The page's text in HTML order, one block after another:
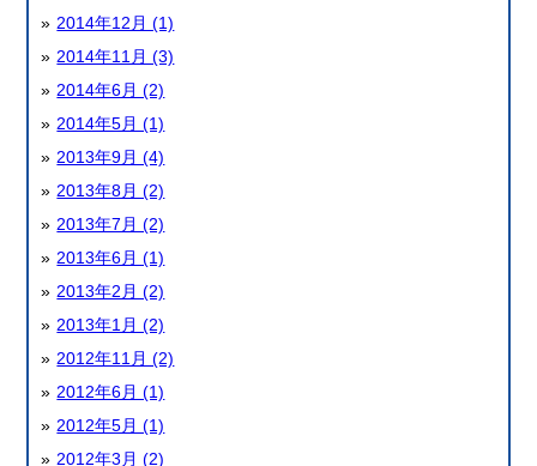
2014年12月 (1)
2014年11月 (3)
2014年6月 (2)
2014年5月 (1)
2013年9月 (4)
2013年8月 (2)
2013年7月 (2)
2013年6月 (1)
2013年2月 (2)
2013年1月 (2)
2012年11月 (2)
2012年6月 (1)
2012年5月 (1)
2012年3月 (2)